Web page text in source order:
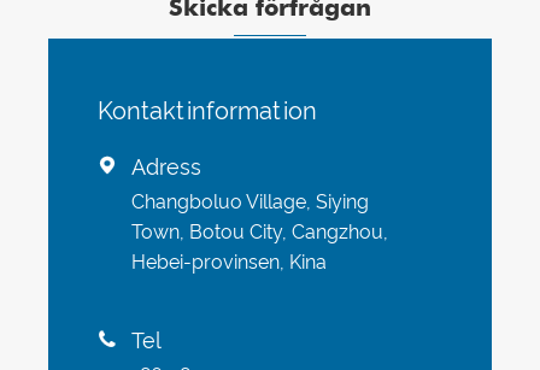
Skicka förfrågan
Kontaktinformation
 Adress
Changboluo Village, Siying
Town, Botou City, Cangzhou,
Hebei-provinsen, Kina
 Tel